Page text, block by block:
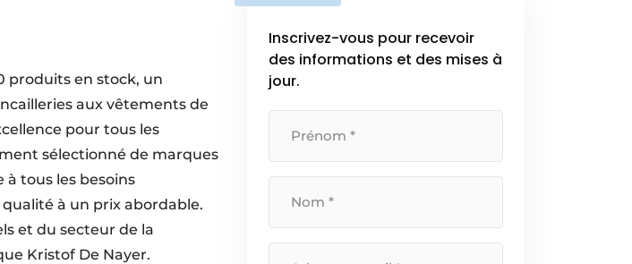
produits en stock, un
aux vêtements de
pour tous les
sélectionné de marques
tous les besoins
à un prix abordable.
et du secteur de la
Kristof De Nayer.
Inscrivez-vous pour recevoir
des informations et des mises à
jour.